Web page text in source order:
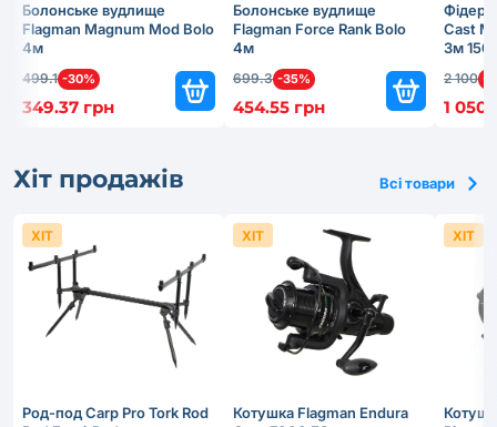
Болонське вудлище
Flagman Magnum Mod Bolo
4м
499.1 -30%
349.37 грн
Болонське вудлище
Flagman Force Rank Bolo
4м
699.3 -35%
454.55 грн
Cast
3м 150г
2 100 -
1 050
Хіт продажів Всі товари
Род-под Carp Pro Tork Rod
ХІТ
Котушка Flagman Endura
ХІТ ХІТ